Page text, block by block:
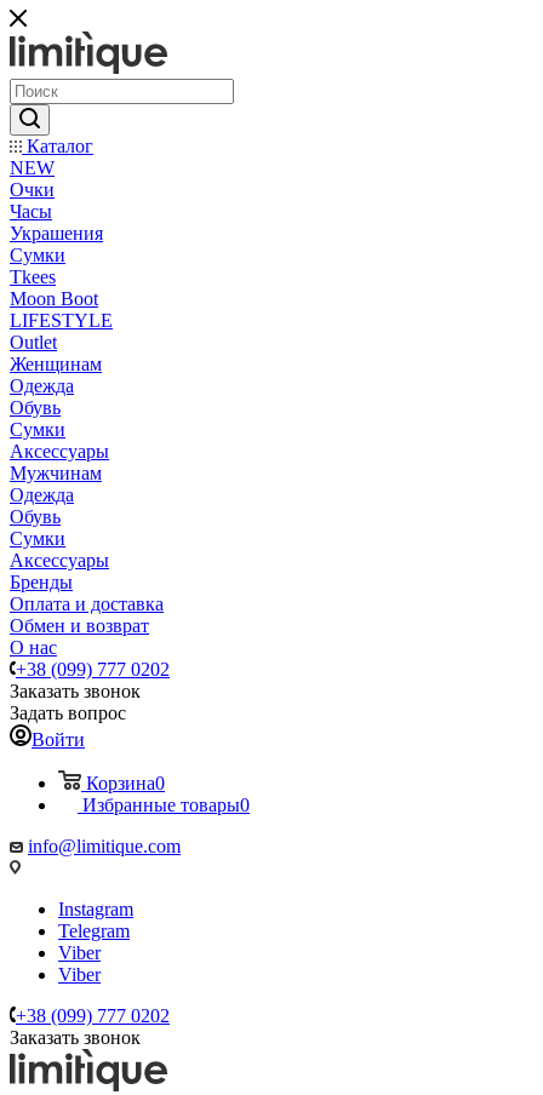
Каталог
NEW
Очки
Часы
Украшения
Сумки
Tkees
Moon Boot
LIFESTYLE
Outlet
Женщинам
Одежда
Обувь
Сумки
Аксессуары
Мужчинам
Одежда
Обувь
Сумки
Аксессуары
Бренды
Оплата и доставка
Обмен и возврат
О нас
+38 (099) 777 0202
Заказать звонок
Задать вопрос
Войти
Корзина0
Избранные товары0
info@limitique.com
Instagram
Telegram
Viber
Viber
+38 (099) 777 0202
Заказать звонок